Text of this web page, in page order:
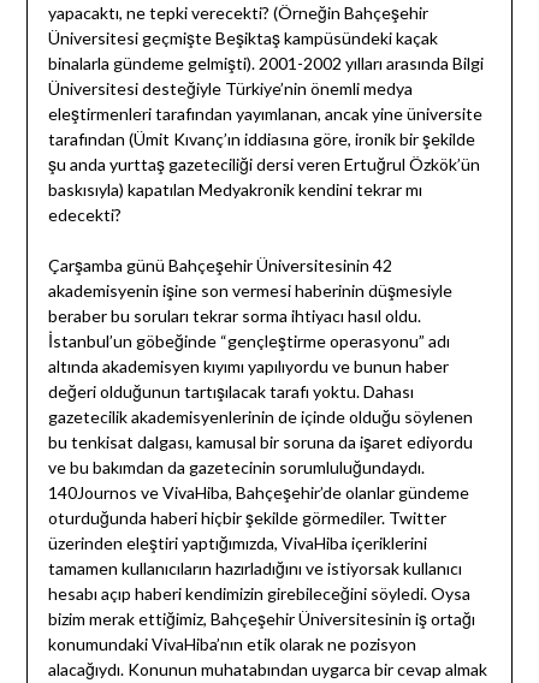
yapacaktı, ne tepki verecekti? (Örneğin Bahçeşehir
Üniversitesi geçmişte Beşiktaş kampüsündeki kaçak
binalarla gündeme gelmişti). 2001-2002 yılları arasında Bilgi
Üniversitesi desteğiyle Türkiye’nin önemli medya
eleştirmenleri tarafından yayımlanan, ancak yine üniversite
tarafından (Ümit Kıvanç’ın iddiasına göre, ironik bir şekilde
şu anda yurttaş gazeteciliği dersi veren Ertuğrul Özkök’ün
baskısıyla) kapatılan Medyakronik kendini tekrar mı
edecekti?
Çarşamba günü Bahçeşehir Üniversitesinin 42
akademisyenin işine son vermesi haberinin düşmesiyle
beraber bu soruları tekrar sorma ihtiyacı hasıl oldu.
İstanbul’un göbeğinde “gençleştirme operasyonu” adı
altında akademisyen kıyımı yapılıyordu ve bunun haber
değeri olduğunun tartışılacak tarafı yoktu. Dahası
gazetecilik akademisyenlerinin de içinde olduğu söylenen
bu tenkisat dalgası, kamusal bir soruna da işaret ediyordu
ve bu bakımdan da gazetecinin sorumluluğundaydı.
140Journos ve VivaHiba, Bahçeşehir’de olanlar gündeme
oturduğunda haberi hiçbir şekilde görmediler. Twitter
üzerinden eleştiri yaptığımızda, VivaHiba içeriklerini
tamamen kullanıcıların hazırladığını ve istiyorsak kullanıcı
hesabı açıp haberi kendimizin girebileceğini söyledi. Oysa
bizim merak ettiğimiz, Bahçeşehir Üniversitesinin iş ortağı
konumundaki VivaHiba’nın etik olarak ne pozisyon
alacağıydı. Konunun muhatabından uygarca bir cevap almak